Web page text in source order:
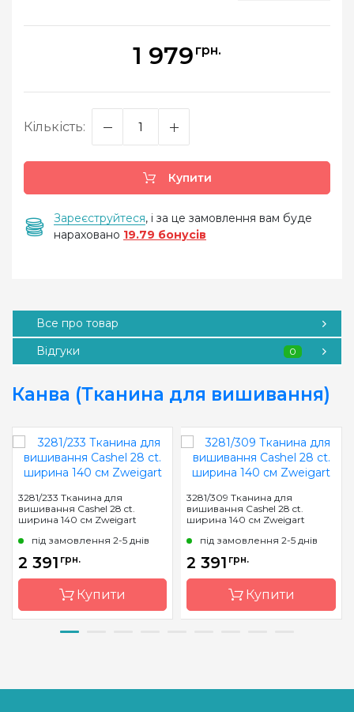
1 979 грн.
Кількість:
Купити
Зареєструйтеся, і за це замовлення вам буде
нараховано 19.79 бонусів
Все про товар
Відгуки
0
Канва (Тканина для вишивання)
3281/233 Тканина для
вишивання Cashel 28 ct.
ширина 140 см Zweigart
під замовлення 2-5 днів
2 391 грн.
Купити
Країна
Німеччина
3281/309 Тканина для
вишивання Cashel 28 ct.
ширина 140 см Zweigart
під замовлення 2-5 днів
2 391 грн.
Купити
Країна
Німеччина